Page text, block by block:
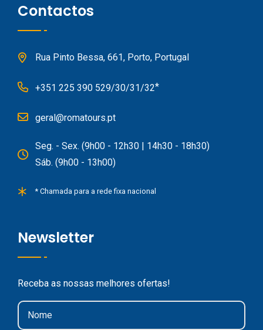
Contactos
Rua Pinto Bessa, 661, Porto, Portugal
+351 225 390 529/30/31/32*
geral@romatours.pt
Seg. - Sex. (9h00 - 12h30 | 14h30 - 18h30)
Sáb. (9h00 - 13h00)
* Chamada para a rede fixa nacional
Newsletter
Receba as nossas melhores ofertas!